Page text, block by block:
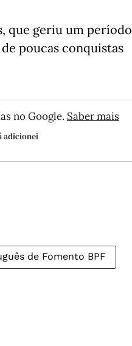
que geriu um período
poucas conquistas
no Google. Saber mais
adicionei
de Fomento BPF